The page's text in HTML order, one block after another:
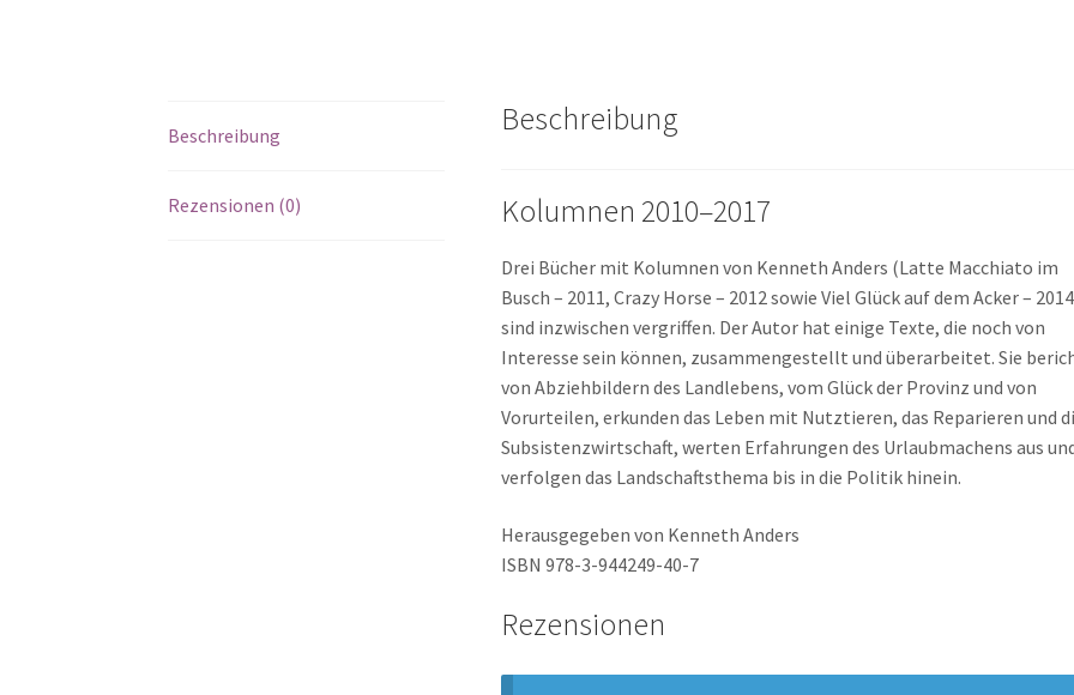
die
Lehre
Beschreibung
Rezensionen (0)
Beschreibung
Kolumnen 2010–2017
Drei Bücher mit Kolumnen von Kenneth Anders (Latte Macchiato im
Busch – 2011, Crazy Horse – 2012 sowie Viel Glück auf dem Acker –
sind inzwischen vergriffen. Der Autor hat einige Texte, die noch von
Interesse sein können, zusammengestellt und überarbeitet. Sie
von Abziehbildern des Landlebens, vom Glück der Provinz und von
Vorurteilen, erkunden das Leben mit Nutztieren, das Reparieren und
Subsistenzwirtschaft, werten Erfahrungen des Urlaubmachens aus
verfolgen das Landschaftsthema bis in die Politik hinein.
Herausgegeben von Kenneth Anders
ISBN 978-3-944249-40-7
Rezensionen